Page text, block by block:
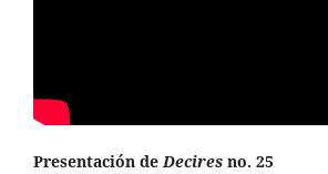
Presentación deDecires no. 25